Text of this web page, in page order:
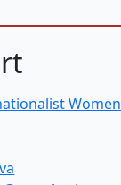
Women